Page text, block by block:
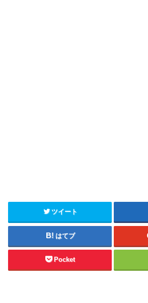
ツイート
はてブ
Pocket